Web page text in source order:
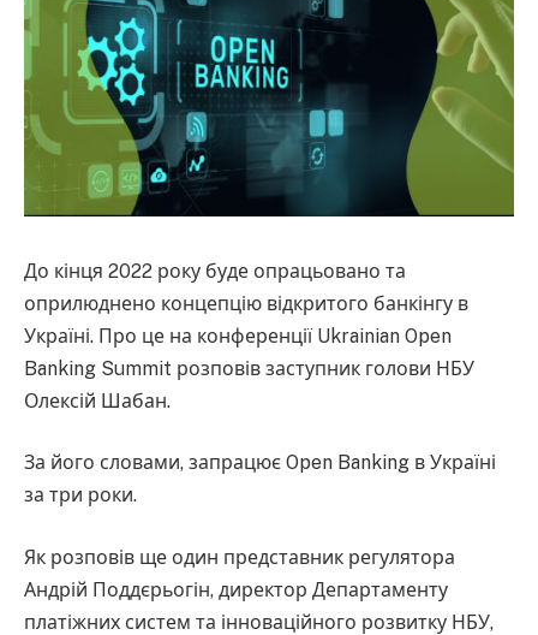
До кінця 2022 року буде опрацьовано та
оприлюднено концепцію відкритого банкінгу в
Україні. Про це на конференції Ukrainian Open
Banking Summit розповів заступник голови НБУ
Олексій Шабан.
За його словами, запрацює Open Banking в Україні
за три роки.
Як розповів ще один представник регулятора
Андрій Поддєрьогін, директор Департаменту
платіжних систем та інноваційного розвитку НБУ,